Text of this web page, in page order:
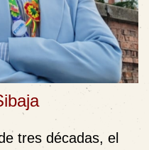
tres décadas, el